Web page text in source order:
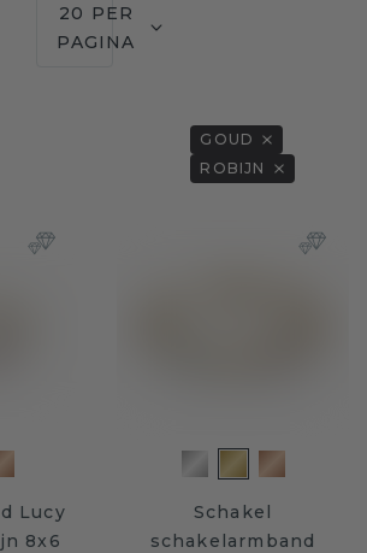
20 PER
PAGINA
GOUD
ROBIJN
Lucy
8x6
Schakel
schakelarmband